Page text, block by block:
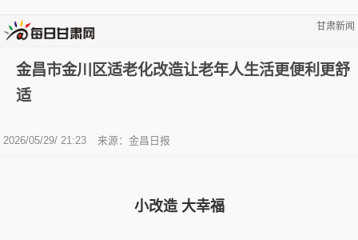
甘肃新闻
金昌市金川区适老化改造让老年人生活更便利更舒
适
2026/05/29/ 21:23 来源：金昌日报
小改造 大幸福